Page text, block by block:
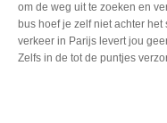
om de weg uit te zoeken en
bus hoef je zelf nietachter het
verkeer in Parijs levert jou
Zelfs in de tot de puntjes